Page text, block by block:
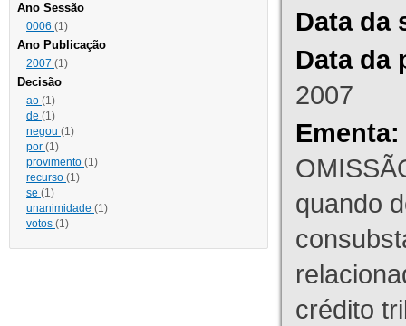
Ano Sessão
0006 (1)
Ano Publicação
2007 (1)
Decisão
ao (1)
de (1)
negou (1)
por (1)
provimento (1)
recurso (1)
se (1)
unanimidade (1)
votos (1)
Data da
Data da
2007
Ementa:
quando
crédito